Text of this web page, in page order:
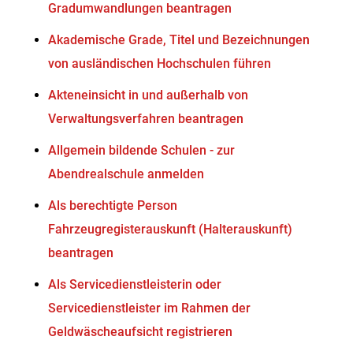
Gradumwandlungen beantragen
Akademische Grade, Titel und Bezeichnungen
von ausländischen Hochschulen führen
Akteneinsicht in und außerhalb von
Verwaltungsverfahren beantragen
Allgemein bildende Schulen - zur
Abendrealschule anmelden
Als berechtigte Person
Fahrzeugregisterauskunft (Halterauskunft)
beantragen
Als Servicedienstleisterin oder
Servicedienstleister im Rahmen der
Geldwäscheaufsicht registrieren